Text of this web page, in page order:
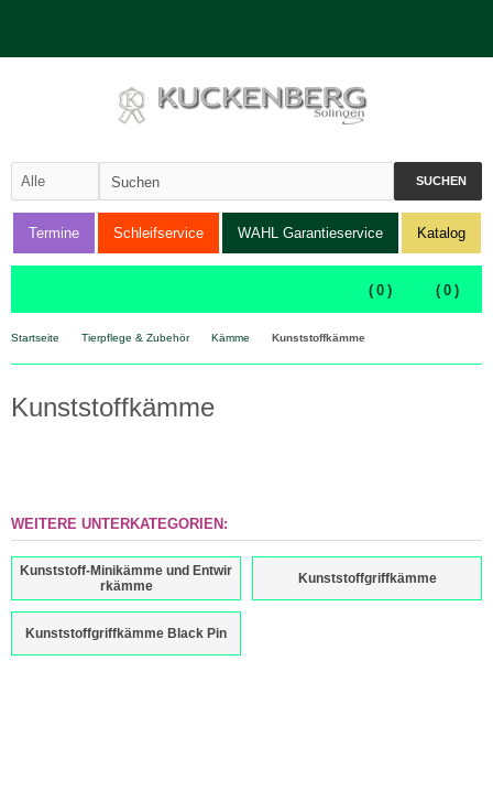
SUCHEN
Termine Schleifservice WAHL Garantieservice Katalog
( 0 )
( 0 )
Startseite Tierpflege & Zubehör Kämme Kunststoffkämme
Kunststoffkämme
WEITERE UNTERKATEGORIEN:
Kunststoff-Minikämme und Entwir
rkämme
Kunststoffgriffkämme
Kunststoffgriffkämme Black Pin